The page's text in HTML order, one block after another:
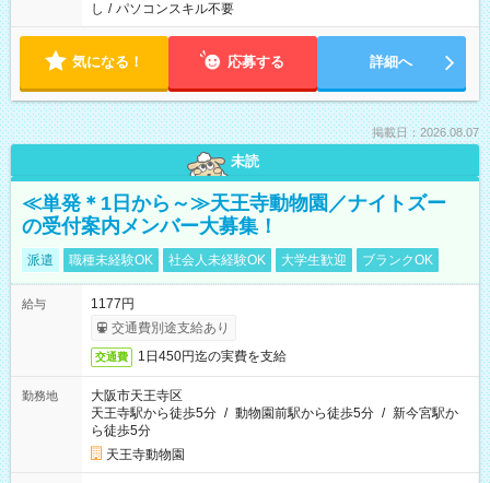
し / パソコンスキル不要
気になる！ 応募する 詳細へ
掲載日：2026.08.07
未読
≪単発＊1日から～≫天王寺動物園／ナイトズー
の受付案内メンバー大募集！
派遣 職種未経験OK 社会人未経験OK 大学生歓迎 ブランクOK
給与
1177円
交通費別途支給あり
交通費 1日450円迄の実費を支給
勤務地
大阪市天王寺区
天王寺駅から徒歩5分 / 動物園前駅から徒歩5分 / 新今宮駅か
ら徒歩5分
天王寺動物園